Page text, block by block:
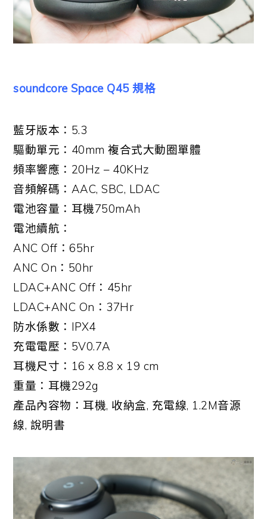
soundcore Space Q45 規格
藍牙版本：5.3
驅動單元：40mm 複合式大動圈單體
頻率響應：20Hz – 40KHz
音頻解碼：AAC, SBC, LDAC
電池容量：耳機750mAh
電池續航：
ANC Off：65hr
ANC On：50hr
LDAC+ANC Off：45hr
LDAC+ANC On：37Hr
防水係數：IPX4
充電電壓：5V0.7A
耳機尺寸：16 x 8.8 x 19 cm
重量：耳機292g
產品內容物：耳機, 收納盒, 充電線, 1.2M音源
線, 說明書